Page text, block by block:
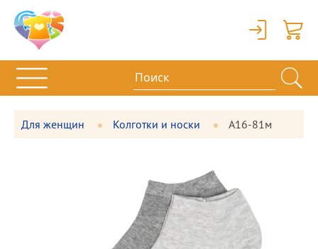
Вход
Для женщин Колготки и носки А16-81м